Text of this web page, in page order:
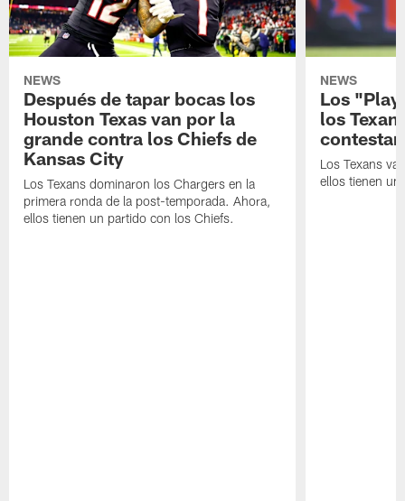
NEWS
Después de tapar bocas los
Houston Texas van por la
grande contra los Chiefs de
Kansas City
Los Texans dominaron los Chargers en la
primera ronda de la post-temporada. Ahora,
ellos tienen un partido con los Chiefs.
NEWS
Los
los
contestar
Los Texans
ellos tienen un